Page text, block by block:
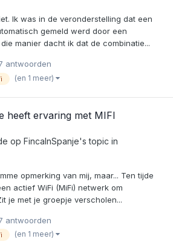
Ik was in de veronderstelling dat een
gemeld werd door een
manier dacht ik dat de combinatie...
antwoorden
(en 1 meer)
heeft ervaring met MIFI
op FincaInSpanje's topic in
opmerking van mij, maar... Ten tijde
actief WiFi (MiFi) netwerk om
je met je groepje verscholen...
antwoorden
(en 1 meer)